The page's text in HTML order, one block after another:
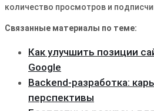
количество просмотров и
Связанные материалы по теме:
Как улучшить позиции
Google
Backend-разработка:
перспективы